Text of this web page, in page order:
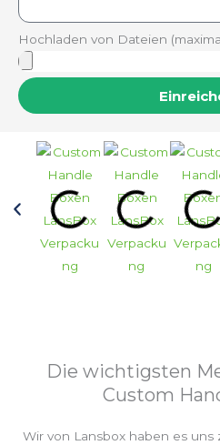
Hochladen von Dateien
Die wichtigsten
Custom
Wir von Lansbox haben es